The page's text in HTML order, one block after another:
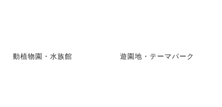
動植物園・水族館 遊園地・テーマパーク